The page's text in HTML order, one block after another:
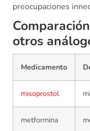
preocupaciones
otros
Medicamento
misoprostol
metformina